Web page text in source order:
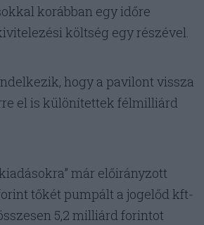
korábban egy időre
költség egy részével.
hogy a pavilont vissza
el is különítettek félmilliárd
már előirányzott
tőkét pumpált a jogelőd kft-
5,2 milliárd forintot